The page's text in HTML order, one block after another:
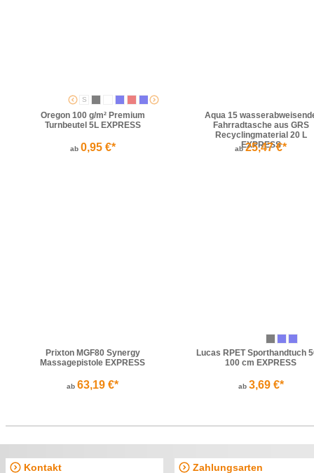
S
Oregon 100 g/m² Premium
Turnbeutel 5L EXPRESS
ab 0,95 €*
Aqua 15
Fahrradtasche aus GRS
Recyclingmaterial 20 L
EXPRESS
ab 25,47 €*
Prixton MGF80 Synergy
Massagepistole EXPRESS
ab 63,19 €*
Lucas RPET Sporthandtuch
100 cm EXPRESS
ab 3,69 €*
Kontakt Zahlungsarten